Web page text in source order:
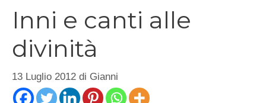
Inni e canti alle
divinità
13 Luglio 2012 di Gianni